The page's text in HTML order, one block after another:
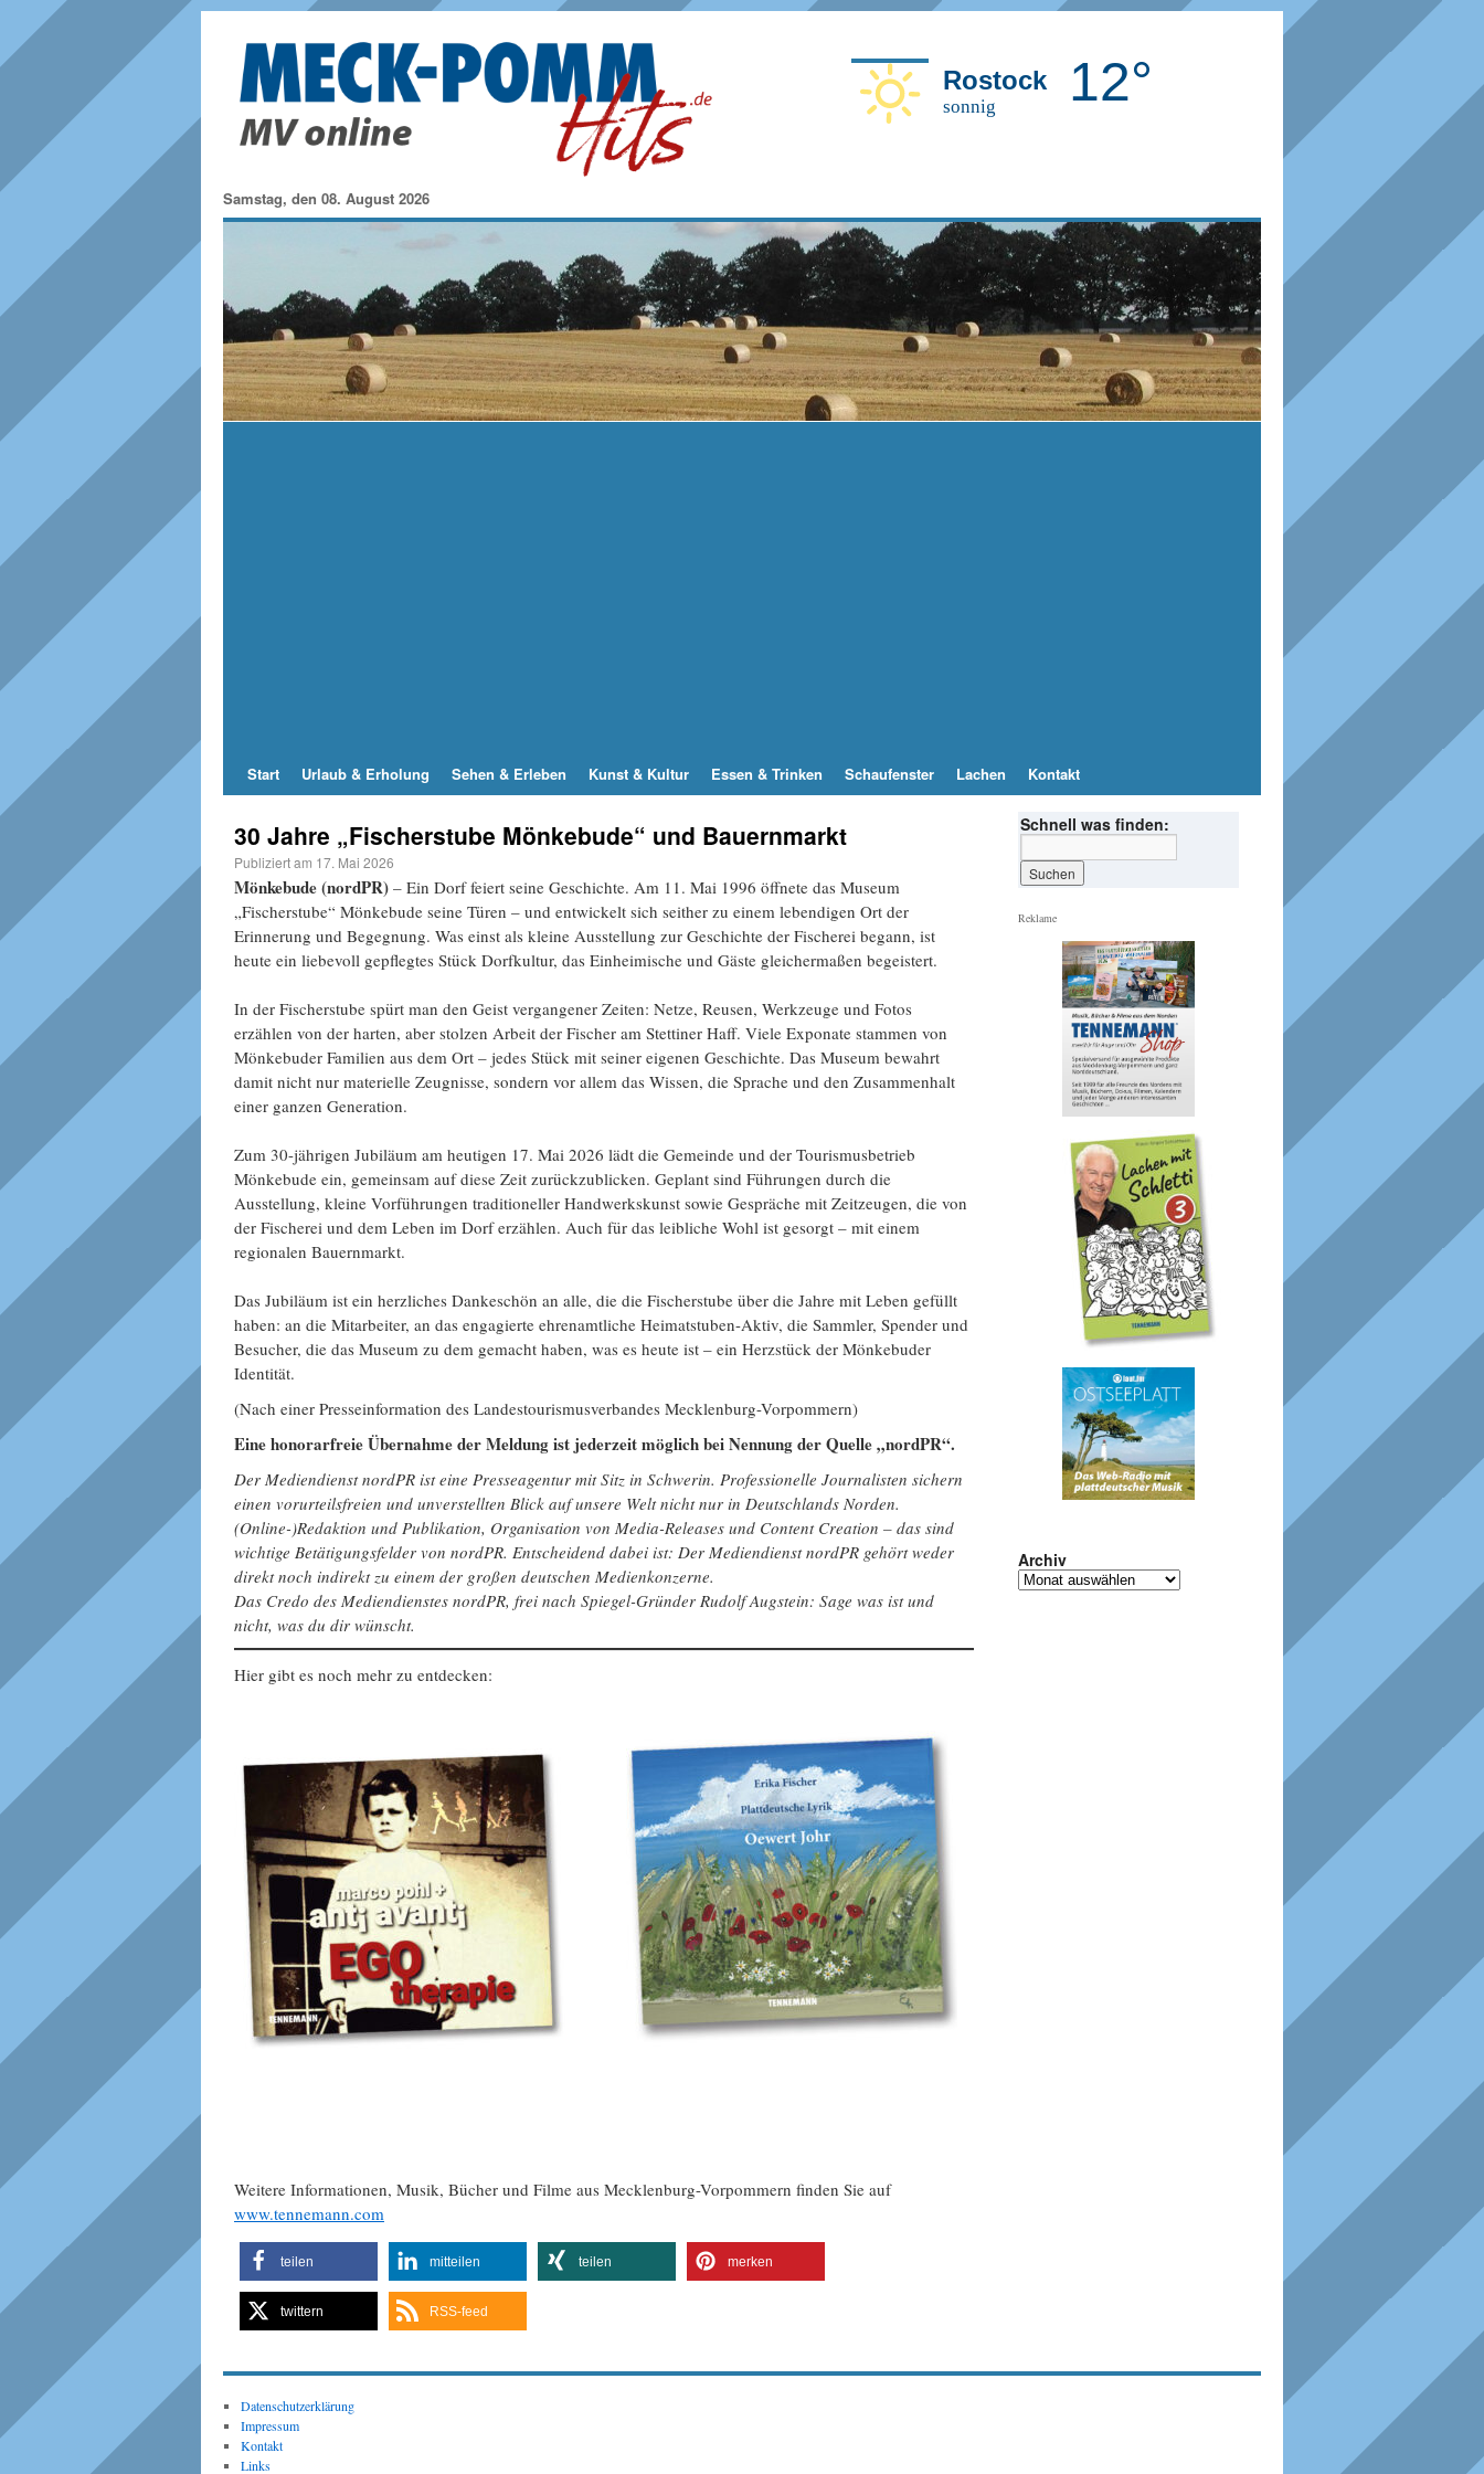
Samstag, den 08. August 2026
Rostock
sonnig 12°
Start Urlaub & Erholung Sehen & Erleben Kunst & Kultur Essen & Trinken Schaufenster Lachen Kontakt
30 Jahre „Fischerstube Mönkebude“ und Bauernmarkt
Publiziert am 17. Mai 2026
Mönkebude (nordPR) – Ein Dorf feiert seine Geschichte. Am 11. Mai 1996 öffnete das Museum
„Fischerstube“ Mönkebude seine Türen – und entwickelt sich seither zu einem lebendigen Ort der
Erinnerung und Begegnung. Was einst als kleine Ausstellung zur Geschichte der Fischerei begann, ist
heute ein liebevoll gepflegtes Stück Dorfkultur, das Einheimische und Gäste gleichermaßen begeistert.
In der Fischerstube spürt man den Geist vergangener Zeiten: Netze, Reusen, Werkzeuge und Fotos
erzählen von der harten, aber stolzen Arbeit der Fischer am Stettiner Haff. Viele Exponate stammen von
Mönkebuder Familien aus dem Ort – jedes Stück mit seiner eigenen Geschichte. Das Museum bewahrt
damit nicht nur materielle Zeugnisse, sondern vor allem das Wissen, die Sprache und den Zusammenhalt
einer ganzen Generation.
Zum 30-jährigen Jubiläum am heutigen 17. Mai 2026 lädt die Gemeinde und der Tourismusbetrieb
Mönkebude ein, gemeinsam auf diese Zeit zurückzublicken. Geplant sind Führungen durch die
Ausstellung, kleine Vorführungen traditioneller Handwerkskunst sowie Gespräche mit Zeitzeugen, die von
der Fischerei und dem Leben im Dorf erzählen. Auch für das leibliche Wohl ist gesorgt – mit einem
regionalen Bauernmarkt.
Das Jubiläum ist ein herzliches Dankeschön an alle, die die Fischerstube über die Jahre mit Leben gefüllt
haben: an die Mitarbeiter, an das engagierte ehrenamtliche Heimatstuben-Aktiv, die Sammler, Spender und
Besucher, die das Museum zu dem gemacht haben, was es heute ist – ein Herzstück der Mönkebuder
Identität.
(Nach einer Presseinformation des Landestourismusverbandes Mecklenburg-Vorpommern)
Eine honorarfreie Übernahme der Meldung ist jederzeit möglich bei Nennung der Quelle „nordPR“.
Der Mediendienst nordPR ist eine Presseagentur mit Sitz in Schwerin. Professionelle Journalisten sichern
einen vorurteilsfreien und unverstellten Blick auf unsere Welt nicht nur in Deutschlands Norden.
(Online-)Redaktion und Publikation, Organisation von Media-Releases und Content Creation – das sind
wichtige Betätigungsfelder von nordPR. Entscheidend dabei ist: Der Mediendienst nordPR gehört weder
direkt noch indirekt zu einem der großen deutschen Medienkonzerne.
Das Credo des Mediendienstes nordPR, frei nach Spiegel-Gründer Rudolf Augstein: Sage was ist und
nicht, was du dir wünscht.
Hier gibt es noch mehr zu entdecken:
Weitere Informationen, Musik, Bücher und Filme aus Mecklenburg-Vorpommern finden Sie auf
www.tennemann.com
teilen mitteilen teilen merken
twittern RSS-feed
Schnell was finden:
Reklame
Archiv
Datenschutzerklärung
Impressum
Kontakt
Links